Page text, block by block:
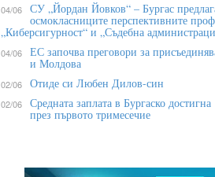
04/06 СУ „Йордан Йовков“ – Бургас
осмокласниците перспективните
„Киберсигурност“ и „Съдебна
04/06 ЕС започва преговори за
и Молдова
02/06 Отиде си Любен Дилов-син
02/06 Средната заплата в Бургаско
през първото тримесечие